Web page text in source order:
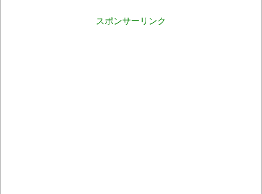
スポンサーリンク